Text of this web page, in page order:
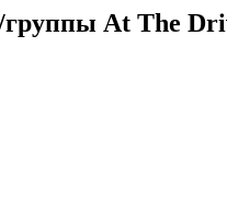
группы At The